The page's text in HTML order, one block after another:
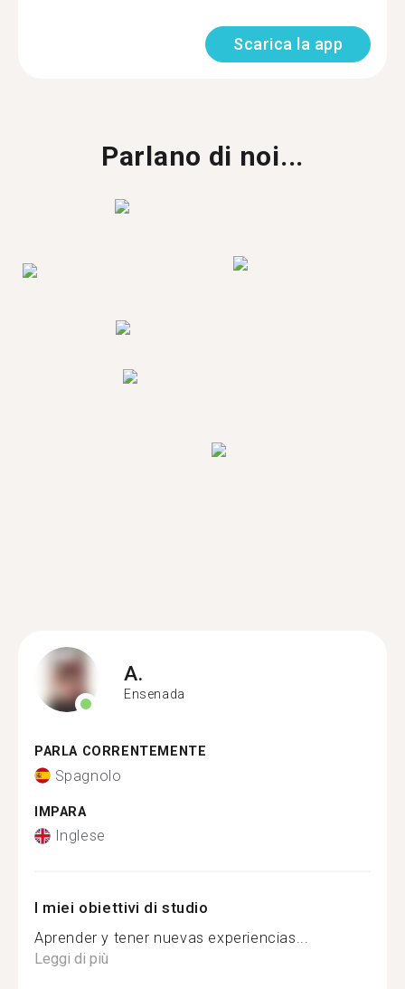
Scarica la app
Parlano di noi...
A.
Ensenada
PARLA CORRENTEMENTE
Spagnolo
IMPARA
Inglese
I miei obiettivi di studio
Aprender y tener nuevas experiencias...
Leggi di più